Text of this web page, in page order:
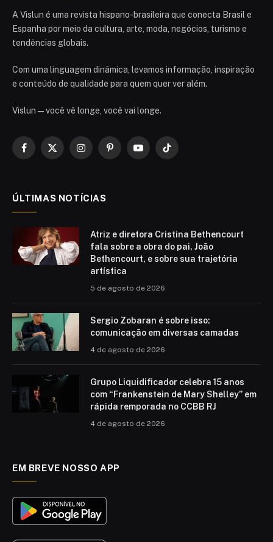
A Vislun é uma revista hispano-brasileira que conecta Brasil e
Espanha por meio da cultura, arte, moda, negócios, turismo e
tendências globais.
Com uma linguagem dinâmica, levamos informação, inspiração
e conteúdo de qualidade para quem quer ver além.
Vislun — você vê longe, você vai longe.
Facebook
X
InstagramPinterestYouTubeTikTok
ÚLTIMAS NOTÍCIAS
Atriz e diretora Cristina Bethencourt
fala sobre a obra do pai, João
Bethencourt, e sobre sua trajetória
artística
5 de agosto de 2026
Sergio Zobaran é sobre isso:
comunicação em diversas camadas
4 de agosto de 2026
Grupo Liquidificador celebra 15 anos
com “Frankenstein de Mary Shelley” em
rápida remporada no CCBB RJ
4 de agosto de 2026
EM BREVE NOSSO APP